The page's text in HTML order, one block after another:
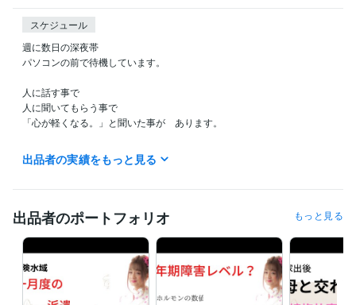
スケジュール
週に数日の深夜帯
パソコンの前で待機しています。
人に話す事で
人に聞いてもらう事で
「心が軽くなる。」と聞いた事が　あります。
「男」から「女」へと　性別を変えた私が
皆さんの「心の声」を　お聞きします。
「短くって　拍子抜け　されないかなぁ？」なんて思わなくても　大丈
夫ですよ。
『愚痴』でも『悩み事』でも　なんでも　お聞きします。
唯、
皆さんの背景を　より理解する為に　時々質問しながら　会話させて下
出品者の実績をもっと見る
出品者のポートフォリオ もっと見る